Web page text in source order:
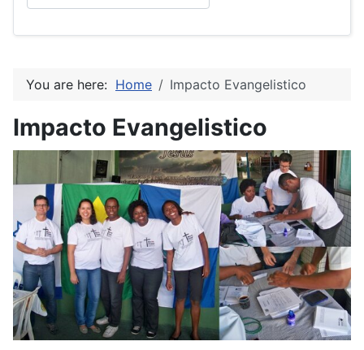
You are here: Home Impacto Evangelistico
Impacto Evangelistico